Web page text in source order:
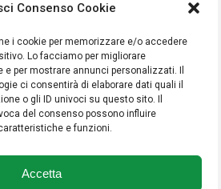
Consenso Cookie
i cookie per memorizzare e/o accedere
Lo facciamo per migliorare
per mostrare annunci personalizzati. Il
ci consentirà di elaborare dati quali il
o gli ID univoci su questo sito. Il
del consenso possono influire
e funzioni.
Accetta
TROPICALI
LA SCHEDA